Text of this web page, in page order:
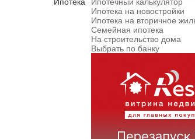
Ипотека на новостройки
Ипотека на вторичное
Семейная ипотека
На строительство дома
Выбрать по банку